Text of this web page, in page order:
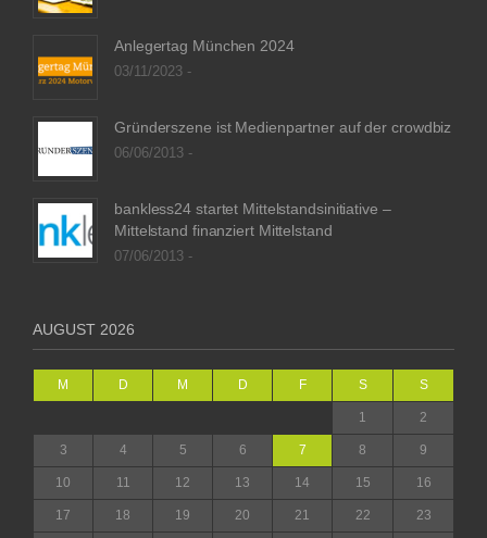
Anlegertag München 2024
03/11/2023 -
Gründerszene ist Medienpartner auf der crowdbiz
06/06/2013 -
bankless24 startet Mittelstandsinitiative –
Mittelstand finanziert Mittelstand
07/06/2013 -
AUGUST 2026
M D M D F S S
1 2
3 4 5 6 7 8 9
10 11 12 13 14 15 16
17 18 19 20 21 22 23